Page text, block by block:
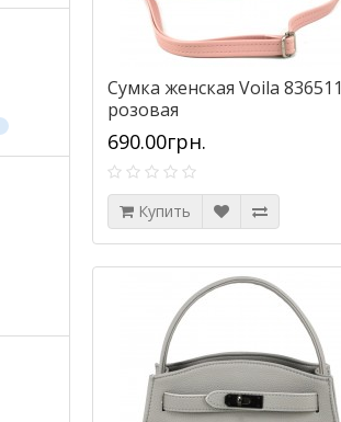
Сумка женская Voila 836511
розовая
690.00грн.
Купить